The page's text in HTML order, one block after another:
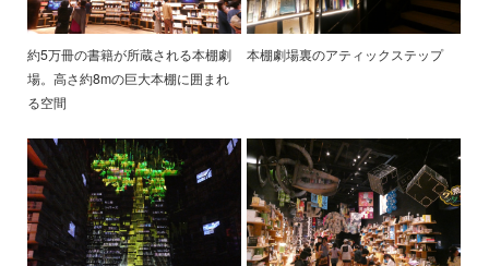
約5万冊の書籍が所蔵される本棚劇
場。高さ約8mの巨大本棚に囲まれ
る空間
本棚劇場裏のアティックステップ